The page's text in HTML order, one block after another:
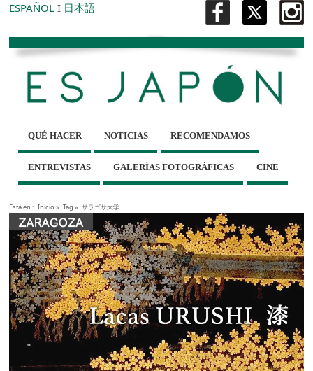
ESPAÑOL I 日本語
QUÉ HACER NOTICIAS RECOMENDAMOS
ENTREVISTAS GALERÍAS FOTOGRÁFICAS CINE
Está en : Inicio» Tag » サラゴサ大学